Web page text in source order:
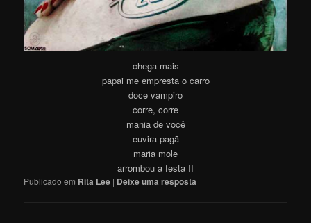
chega mais
papai me empresta o carro
doce vampiro
corre, corre
mania de você
euvira pagã
maria mole
arrombou a festa II
Publicado em Rita Lee | Deixe uma resposta